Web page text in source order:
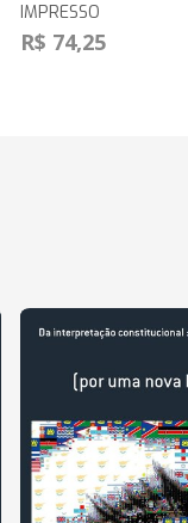
IMPRESSO
R$ 74,25